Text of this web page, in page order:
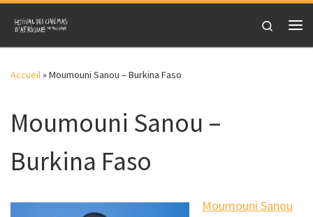
Skip to content
Search
Accueil»Moumouni Sanou – Burkina Faso
Moumouni Sanou –
Burkina Faso
Moumouni Sanou